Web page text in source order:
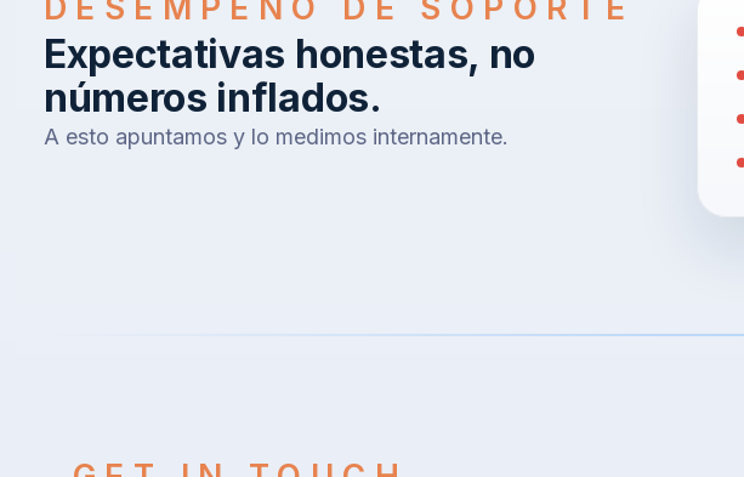
Expectativas honestas, no
números inflados.
A esto apuntamos y lo medimos internamente.